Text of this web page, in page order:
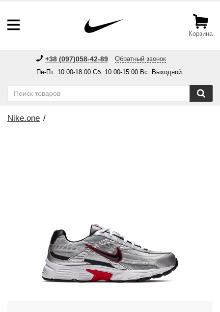
Корзина
+38 (097)058-42-89
Обратный звонок
Пн-Пт: 10:00-18:00 Сб: 10:00-15:00 Вс: Выходной.
Nike.one